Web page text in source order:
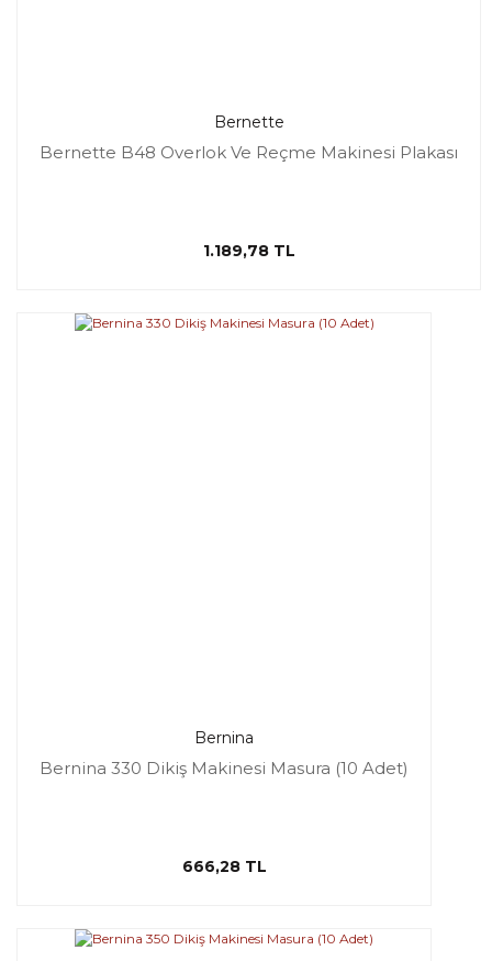
Bernette
Bernette B48 Overlok Ve Reçme Makinesi Plakası
1.189,78 TL
Bernina
Bernina 330 Dikiş Makinesi Masura (10 Adet)
666,28 TL